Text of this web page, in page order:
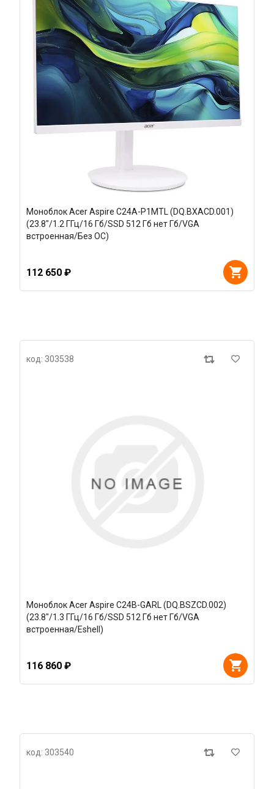
Моноблок Acer Aspire C24A-P1MTL (DQ.BXACD.001)
(23.8"/1.2 ГГц/16 Гб/SSD 512 Гб нет Гб/VGA
встроенная/Без ОС)
112 650 ₽
код: 303538
Моноблок Acer Aspire C24B-GARL (DQ.BSZCD.002)
(23.8"/1.3 ГГц/16 Гб/SSD 512 Гб нет Гб/VGA
встроенная/Eshell)
116 860 ₽
код: 303540